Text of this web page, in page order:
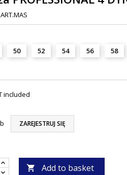
ART.MAS
50 52 54 56 58
included
ZAREJESTRUJ SIĘ
 Add to basket